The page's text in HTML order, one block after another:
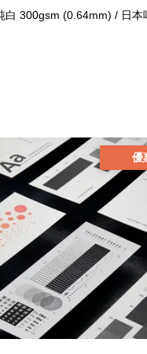
300gsm (0.64mm) / 日
優